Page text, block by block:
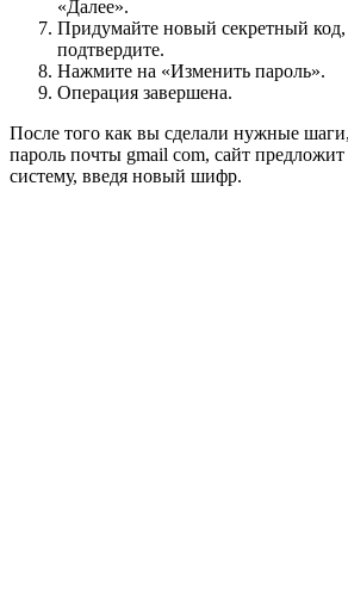
«Далее».
Придумайте новый секретный код,
подтвердите.
Нажмите на «Изменить пароль».
Операция завершена.
После того как вы сделали нужные
пароль почты gmail com, сайт
систему, введя новый шифр.